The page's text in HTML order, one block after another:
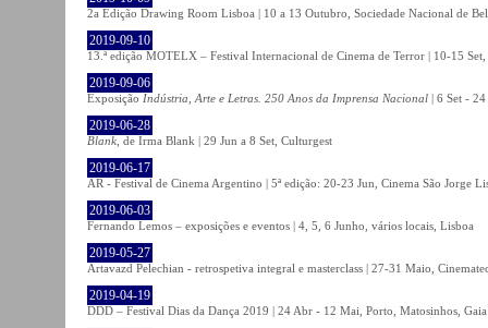
2a Edição Drawing Room Lisboa | 10 a 13 Outubro, Sociedade Nacional de
2019-09-10
13.ª edição MOTELX – Festival Internacional de Cinema de Terror | 10-15
2019-09-06
Exposição Indústria, Arte e Letras. 250 Anos da Imprensa Nacional | 6 Set -
2019-06-28
Blank , de Irma Blank | 29 Jun a 8 Set, Culturgest
2019-06-17
AR - Festival de Cinema Argentino | 5ª edição: 20-23 Jun, Cinema São Jorge
2019-06-03
Fernando Lemos – exposições e eventos | 4, 5, 6 Junho, vários locais, Lisboa
2019-05-27
Artavazd Pelechian - retrospetiva integral e masterclass | 27-31 Maio,
2019-04-19
DDD – Festival Dias da Dança 2019 | 24 Abr - 12 Mai, Porto, Matosinhos, Gaia